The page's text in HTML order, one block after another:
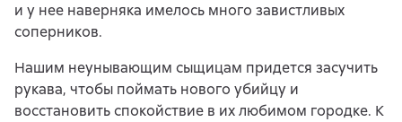
и у нее наверняка имелось много завистливых
соперников.
Нашим неунывающим сыщицам придется засучить
рукава, чтобы поймать нового убийцу и
восстановить спокойствие в их любимом городке. К